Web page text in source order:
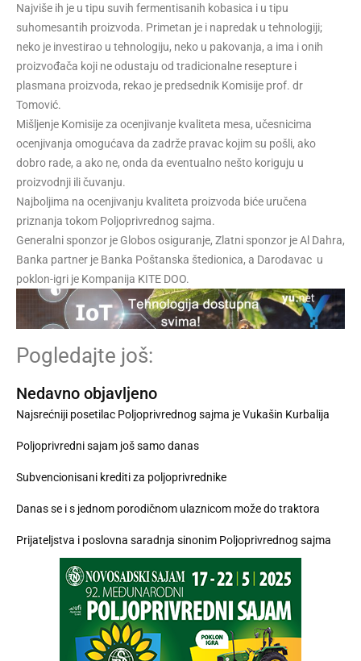
Najviše ih je u tipu suvih fermentisanih kobasica i u tipu
suhomesantih proizvoda. Primetan je i napredak u tehnologiji;
neko je investirao u tehnologiju, neko u pakovanja, a ima i onih
proizvođača koji ne odustaju od tradicionalne resepture i
plasmana proizvoda, rekao je predsednik Komisije prof. dr
Tomović.
Mišljenje Komisije za ocenjivanje kvaliteta mesa, učesnicima
ocenjivanja omogućava da zadrže pravac kojim su pošli, ako
dobro rade, a ako ne, onda da eventualno nešto koriguju u
proizvodnji ili čuvanju.
Najboljima na ocenjivanju kvaliteta proizvoda biće uručena
priznanja tokom Poljoprivrednog sajma.
Generalni sponzor je Globos osiguranje, Zlatni sponzor je Al Dahra,
Banka partner je Banka Poštanska štedionica, a Darodavac u
poklon-igri je Kompanija KITE DOO.
Pogledajte još:
Nedavno objavljeno
Najsrećniji posetilac Poljoprivrednog sajma je Vukašin Kurbalija
Poljoprivredni sajam još samo danas
Subvencionisani krediti za poljoprivrednike
Danas se i s jednom porodičnom ulaznicom može do traktora
Prijateljstva i poslovna saradnja sinonim Poljoprivrednog sajma